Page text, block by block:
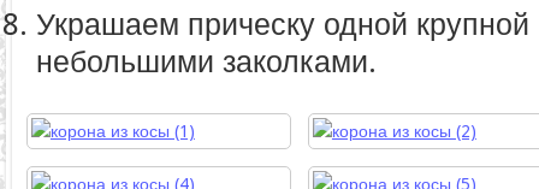
Украшаем прическу одной
небольшими заколками.